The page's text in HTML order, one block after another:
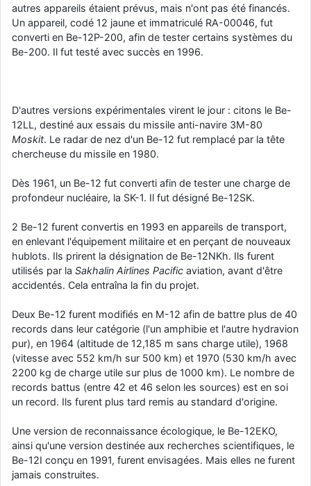
autres appareils étaient prévus, mais n'ont pas été financés.
Un appareil, codé 12 jaune et immatriculé RA-00046, fut
converti en Be-12P-200, afin de tester certains systèmes du
Be-200. Il fut testé avec succès en 1996.
D'autres versions expérimentales virent le jour : citons le Be-
12LL, destiné aux essais du missile anti-navire 3M-80
Moskit. Le radar de nez d'un Be-12 fut remplacé par la tête
chercheuse du missile en 1980.
Dès 1961, un Be-12 fut converti afin de tester une charge de
profondeur nucléaire, la SK-1. Il fut désigné Be-12SK.
2 Be-12 furent convertis en 1993 en appareils de transport,
en enlevant l'équipement militaire et en perçant de nouveaux
hublots. Ils prirent la désignation de Be-12NKh. Ils furent
utilisés par la Sakhalin Airlines Pacific aviation, avant d'être
accidentés. Cela entraîna la fin du projet.
Deux Be-12 furent modifiés en M-12 afin de battre plus de 40
records dans leur catégorie (l'un amphibie et l'autre hydravion
pur), en 1964 (altitude de 12,185 m sans charge utile), 1968
(vitesse avec 552 km/h sur 500 km) et 1970 (530 km/h avec
2200 kg de charge utile sur plus de 1000 km). Le nombre de
records battus (entre 42 et 46 selon les sources) est en soi
un record. Ils furent plus tard remis au standard d'origine.
Une version de reconnaissance écologique, le Be-12EKO,
ainsi qu'une version destinée aux recherches scientifiques, le
Be-12I conçu en 1991, furent envisagées. Mais elles ne furent
jamais construites.